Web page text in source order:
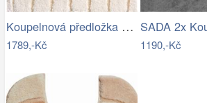
Koupelnová předložka VOGUE
1789,-Kč 1190,-Kč